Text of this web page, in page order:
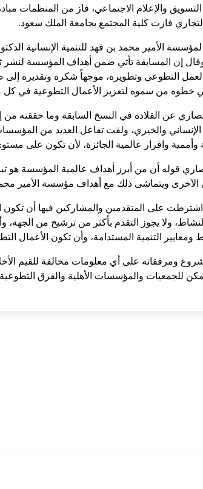
والإعلام الاجتماعي، فاز من المنظمات
فازت كلية المجتمع بجامعة الملك سعود.
لمؤسسة الأمير محمد بن فهد للتنمية
وقال إن المسابقة تأتي ضمن أهداف المؤسسة
بالعمل التطوعي وتطويره، موجهاً شكره وتقديره
خطوه من سموه لتعزيز الأعمال التطوعية في
عن القلادة في النسخ السابقة وما حققته
والخيري، ولقت تفاعل العديد من
واقرار عالمية الجائزة، لأن تكون على
قوله أن من أبرز أهداف عالمية المؤسسة هو
الآخرى ويتماشى ذلك مع أهداف مؤسسة الأمير
على المتقدمين والمشاركين فيها أن
ولا يجوز التقدم بأكثر من ترشيح من
ومعايير التنمية المستدامة، وأن تكون الأعمال
ومرفقاته على أي معلومات مخالفة للقيم
للجمعيات والمؤسسات الأهلية والفرق التطوعية